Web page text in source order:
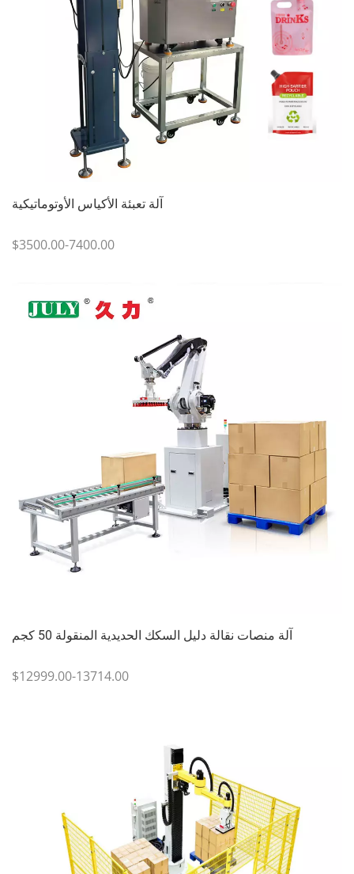
آلة تعبئة الأكياس الأوتوماتيكية
$3500.00-7400.00
آلة منصات نقالة دليل السكك الحديدية المنقولة 50 كجم
$12999.00-13714.00